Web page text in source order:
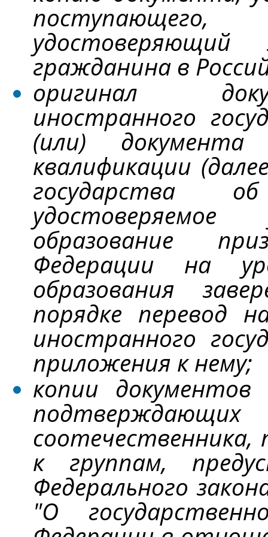
удостоверяющий
гражданина в
оригинал
иностранного
(или)
квалификации
государства
образование
Федерации на
образования
порядке перевод
иностранного
приложения к нему;
копии
к группам,
Федерального
"О